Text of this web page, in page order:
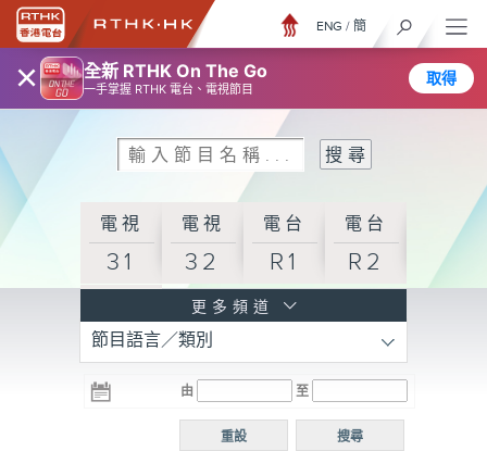
× 全新 RTHK On The Go
一手掌握 RTHK 電台、電視節目
取得
ENG / 簡
電視
31
電視
32
電台
R1
電台
R2
R3
電台 電台
R5
電台
普通
更多頻道
節目語言／類別
由 至
搜尋
重設